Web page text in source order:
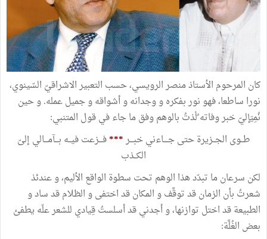
كان المرحوم الأستاذ منصر الرويسي، حسب التعبير الاشراقيّ السّينوي،
نورا ساطعا، فهو نور بفكره و وجدانه و أشواقه و جميل عمله. و حين
نُمِيَإليّ خبر وفاته ُلْذتُ بالوهم وفق ما جاء في قول المتنبي:
طــوى الجــزيرة حتى جــــاءني خبـــر***فـــزعت فيــه بـــآمـــالي إلىّ
الكــذب
لكن سرعان ما تبدّد هذا الوهم تحت سطوة الواقع الأليم، و عندئذ
شعرتُ بأن الزمان قد توقَّف و المكان قد اختفى و الظلام قد ساد و
الطبيعة قد اختل توازنها، و أجدني قد أسلستُ قِيادي للشعر علّه يطفئ
بعض الغُلَّة: